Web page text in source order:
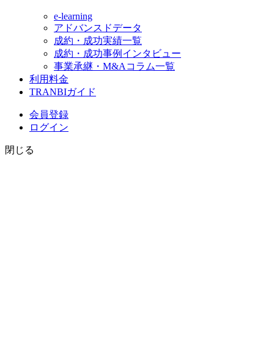
e-learning
アドバンスドデータ
成約・成功実績一覧
成約・成功事例インタビュー
事業承継・M&Aコラム一覧
利用料金
TRANBIガイド
会員登録
ログイン
閉じる